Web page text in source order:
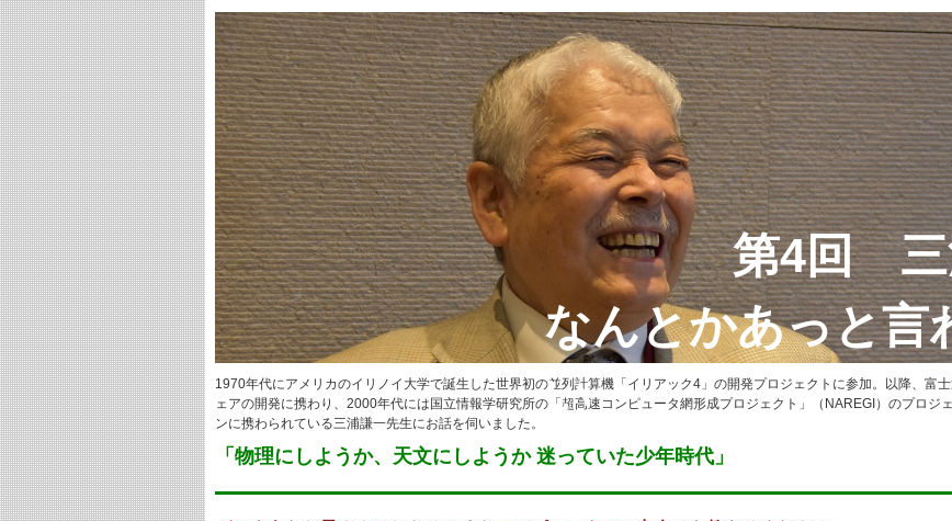
第4回 三浦
なんとかあっと言
い
1970年代にアメリカのイリノイ大学で誕生した世界初の並列計算機「イリアック4」の開発プロジェクトに参加。以降、富
ェアの開発に携わり、2000年代には国立情報学研究所の「超高速コンピュータ網形成プロジェクト」（NAREGI）のプロジ
ンに携わられている三浦謙一先生にお話を伺いました。
「物理にしようか、天文にしようか 迷っていた少年時代」